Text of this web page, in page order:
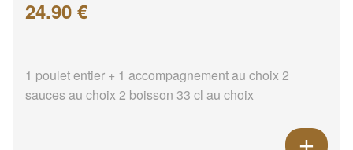
24.90 €
1 poulet entier + 1 accompagnement au choix 2
sauces au choix 2 boisson 33 cl au choix